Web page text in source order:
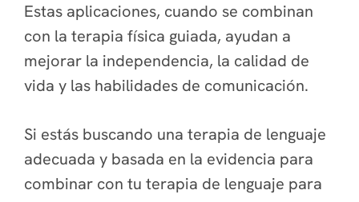
Estas aplicaciones, cuando se combinan
con la terapia física guiada, ayudan a
mejorar la independencia, la calidad de
vida y las habilidades de comunicación.
Si estás buscando una terapia de lenguaje
adecuada y basada en la evidencia para
combinar con tu terapia de lenguaje para